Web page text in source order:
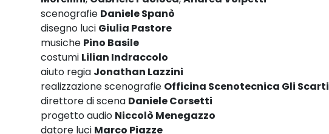
scenografie Daniele Spanò
disegno luci Giulia Pastore
musiche Pino Basile
costumi Lilian Indraccolo
aiuto regia Jonathan Lazzini
realizzazione scenografie Officina Scenotecnica Gli Scarti
direttore di scena Daniele Corsetti
progetto audio Niccolò Menegazzo
datore luci Marco Piazze